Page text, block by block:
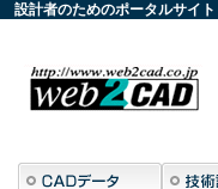
設計者のためのポータルサイト